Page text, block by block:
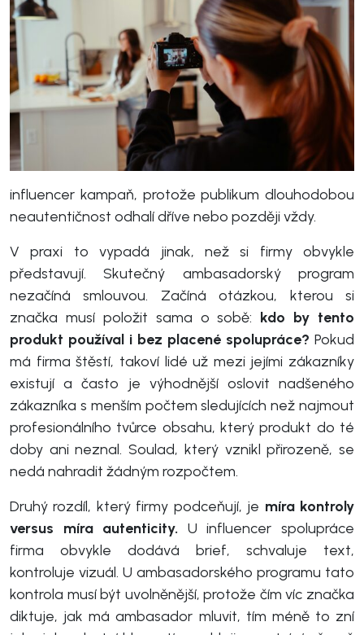
influencer kampaň, protože publikum dlouhodobou
neautentičnost odhalí dříve nebo později vždy.
V praxi to vypadá jinak, než si firmy obvykle
představují. Skutečný ambasadorský program
nezačíná smlouvou. Začíná otázkou, kterou si
značka musí položit sama o sobě: kdo by tento
produkt používal i bez placené spolupráce? Pokud
má firma štěstí, takoví lidé už mezi jejími zákazníky
existují a často je výhodnější oslovit nadšeného
zákazníka s menším počtem sledujících než najmout
profesionálního tvůrce obsahu, který produkt do té
doby ani neznal. Soulad, který vznikl přirozeně, se
nedá nahradit žádným rozpočtem.
Druhý rozdíl, který firmy podceňují, je míra kontroly
versus míra autenticity. U influencer spolupráce
firma obvykle dodává brief, schvaluje text,
kontroluje vizuál. U ambasadorského programu tato
kontrola musí být uvolněnější, protože čím víc značka
diktuje, jak má ambasador mluvit, tím méně to zní